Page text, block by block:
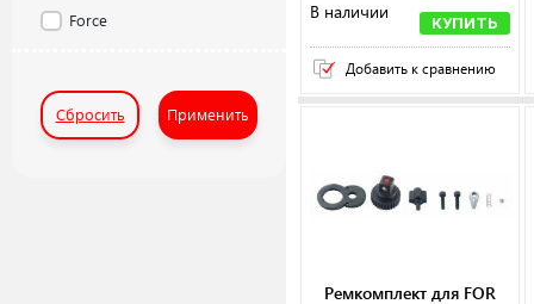
Force
Сбросить Применить
В наличии
КУПИТЬ
Добавить к сравнению
Ремкомплект для FOR